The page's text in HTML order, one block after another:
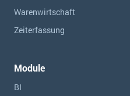
Warenwirtschaft
Zeiterfassung
Module
BI